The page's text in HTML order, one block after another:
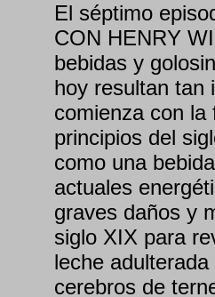
El séptimo
CON HENRY
bebidas y
hoy resultan tan
comienza con la
principios del
como una
actuales
graves daños y
siglo XIX para
leche
cerebros de